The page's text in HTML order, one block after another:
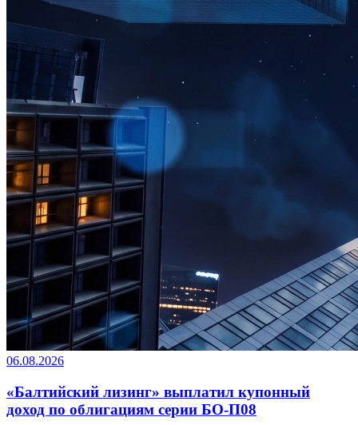
06.08.2026
«Балтийский лизинг» выплатил купонный
доход по облигациям серии БО-П08